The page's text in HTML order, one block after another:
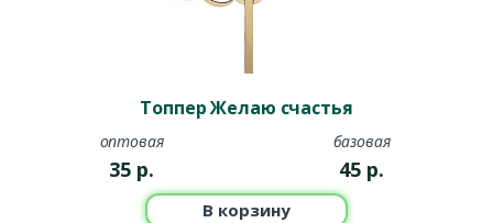
Топпер Желаю счастья
оптовая
35 р.
базовая
45 р.
В корзину